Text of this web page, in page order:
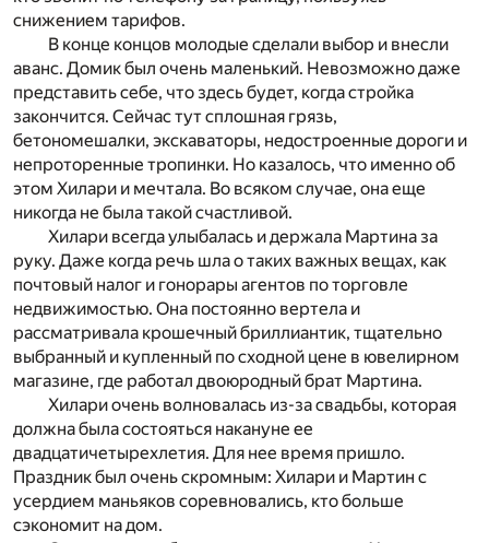
снижением тарифов.
В конце концов молодые сделали выбор и внесли
аванс. Домик был очень маленький. Невозможно даже
представить себе, что здесь будет, когда стройка
закончится. Сейчас тут сплошная грязь,
бетономешалки, экскаваторы, недостроенные дороги и
непроторенные тропинки. Но казалось, что именно об
этом Хилари и мечтала. Во всяком случае, она еще
никогда не была такой счастливой.
Хилари всегда улыбалась и держала Мартина за
руку. Даже когда речь шла о таких важных вещах, как
почтовый налог и гонорары агентов по торговле
недвижимостью. Она постоянно вертела и
рассматривала крошечный бриллиантик, тщательно
выбранный и купленный по сходной цене в ювелирном
магазине, где работал двоюродный брат Мартина.
Хилари очень волновалась из-за свадьбы, которая
должна была состояться накануне ее
двадцатичетырехлетия. Для нее время пришло.
Праздник был очень скромным: Хилари и Мартин с
усердием маньяков соревновались, кто больше
сэкономит на дом.